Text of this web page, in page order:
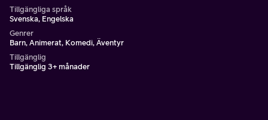
Tillgängliga språk
Svenska, Engelska
Genrer
Barn, Animerat, Komedi, Äventyr
Tillgänglig
Tillgänglig 3+ månader